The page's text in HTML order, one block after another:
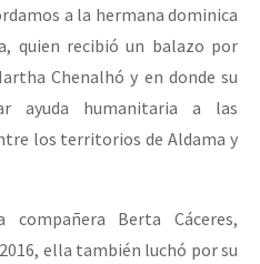
a la hermana dominica
quien recibió un balazo por
Chenalhó y en donde su
ayuda humanitaria a las
los territorios de Aldama y
Berta Cáceres,
ella también luchó por su